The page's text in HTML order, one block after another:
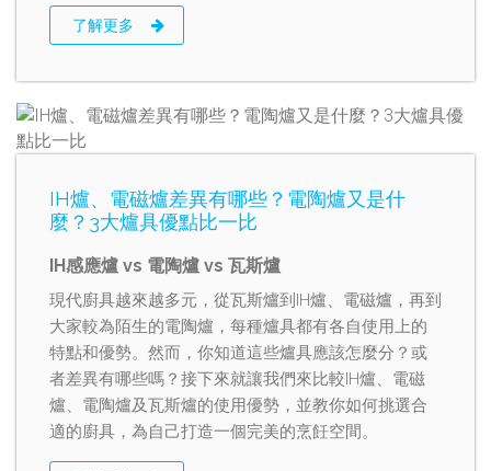
了解更多
IH爐、電磁爐差異有哪些？電陶爐又是什
麼？3大爐具優點比一比
IH感應爐 vs 電陶爐 vs 瓦斯爐
現代廚具越來越多元，從瓦斯爐到IH爐、電磁爐，再到
大家較為陌生的電陶爐，每種爐具都有各自使用上的
特點和優勢。然而，你知道這些爐具應該怎麼分？或
者差異有哪些嗎？接下來就讓我們來比較IH爐、電磁
爐、電陶爐及瓦斯爐的使用優勢，並教你如何挑選合
適的廚具，為自己打造一個完美的烹飪空間。